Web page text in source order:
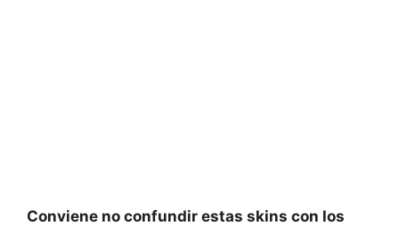
Conviene no confundir estas skins con los